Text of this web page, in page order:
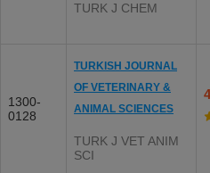
TURK J CHEM
1300-
0128
TURKISH JOURNAL
OF VETERINARY &
ANIMAL SCIENCES
TURK J VET ANIM
SCI